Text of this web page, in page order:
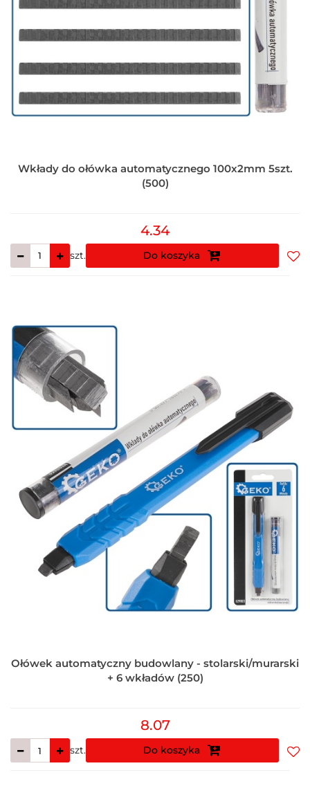
Wkłady do ołówka automatycznego 100x2mm 5szt.
(500)
4.34
szt. Do koszyka
Ołówek automatyczny budowlany - stolarski/murarski
+ 6 wkładów (250)
8.07
szt. Do koszyka